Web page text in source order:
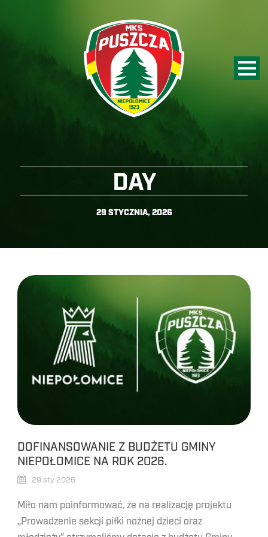
DAY
29 STYCZNIA, 2026
DOFINANSOWANIE Z BUDŻETU GMINY
NIEPOŁOMICE NA ROK 2026.
29 sty 2026
Miło nam poinformować, że na realizację projektu
„Prowadzenie sekcji piłki nożnej dzieci oraz